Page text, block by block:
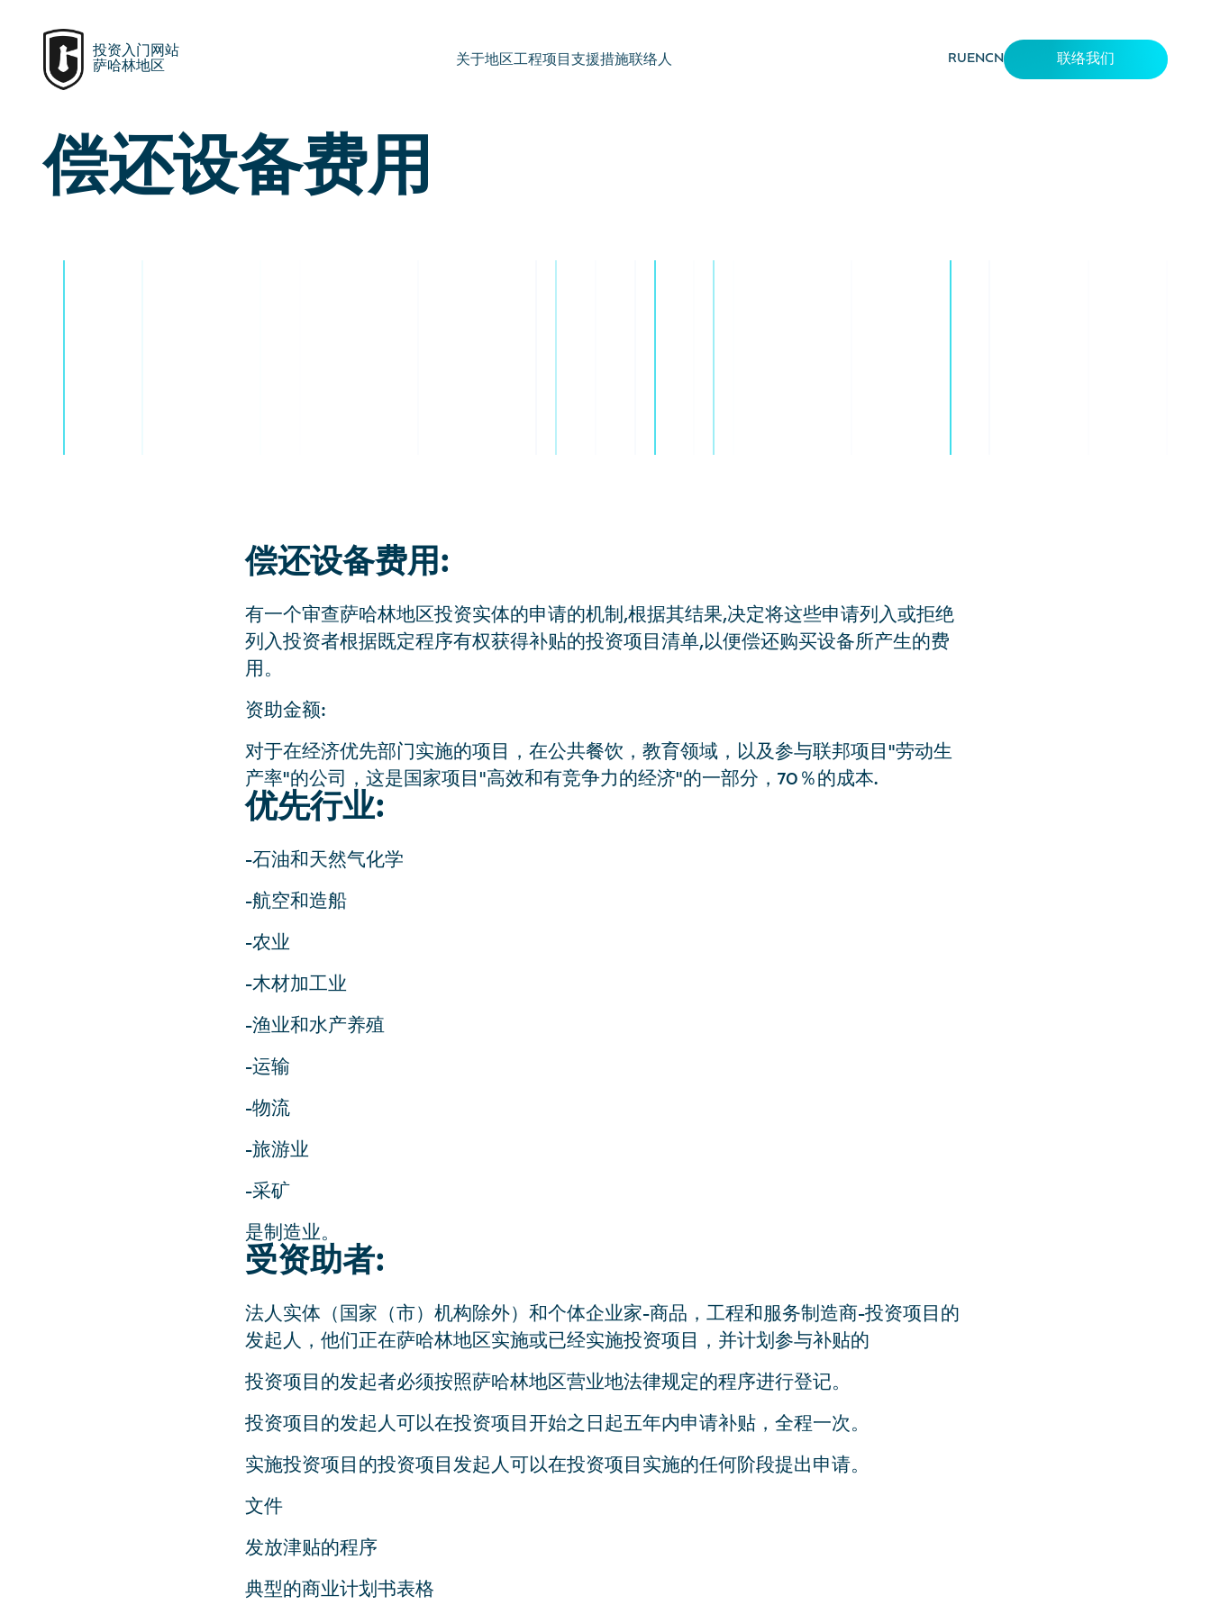
投资入门网站
萨哈林地区
关于地区工程项目 支援措施联络人 RUENCN 联络我们
偿还设备费用
偿还设备费用:
有一个审查萨哈林地区投资实体的申请的机制,根据其结果,决定将这些申请列入或拒绝
列入投资者根据既定程序有权获得补贴的投资项目清单,以便偿还购买设备所产生的费
用。
资助金额:
对于在经济优先部门实施的项目，在公共餐饮，教育领域，以及参与联邦项目"劳动生
产率"的公司，这是国家项目"高效和有竞争力的经济"的一部分，70％的成本.
优先行业:
-石油和天然气化学
-航空和造船
-农业
-木材加工业
-渔业和水产养殖
-运输
-物流
-旅游业
-采矿
是制造业。
受资助者:
法人实体（国家（市）机构除外）和个体企业家-商品，工程和服务制造商-投资项目的
发起人，他们正在萨哈林地区实施或已经实施投资项目，并计划参与补贴的
投资项目的发起者必须按照萨哈林地区营业地法律规定的程序进行登记。
投资项目的发起人可以在投资项目开始之日起五年内申请补贴，全程一次。
实施投资项目的投资项目发起人可以在投资项目实施的任何阶段提出申请。
文件
发放津贴的程序
典型的商业计划书表格